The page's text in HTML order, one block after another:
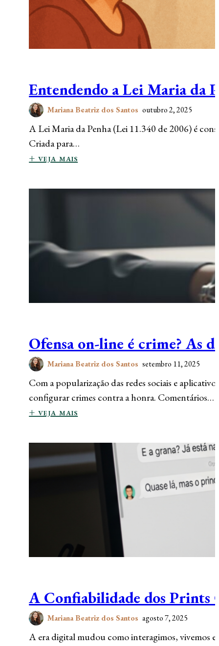
Entendendo a Lei Maria da
Mariana Beatriz dos Santos outubro 2, 2025
A Lei Maria da Penha (Lei 11.340 de 2006) é
Criada para…
+ veja mais
Ofensa on-line é crime? As
Mariana Beatriz dos Santos setembro 11, 2025
Com a popularização das redes sociais e
configurar crimes contra a honra. Comentários…
+ veja mais
A Confiabilidade dos Prints
Mariana Beatriz dos Santos agosto 7, 2025
A era digital mudou como interagimos, vivemos